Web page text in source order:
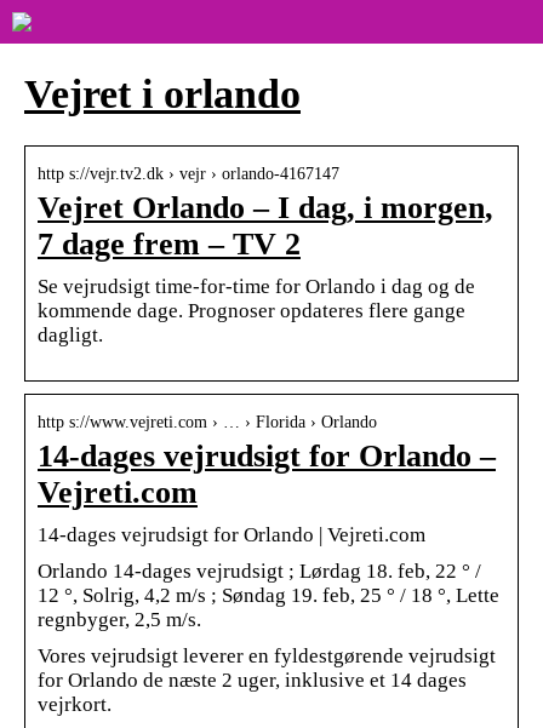
Vejret i orlando
http s://vejr.tv2.dk › vejr › orlando-4167147
Vejret Orlando – I dag, i morgen,
7 dage frem – TV 2
Se vejrudsigt time-for-time for Orlando i dag og de
kommende dage. Prognoser opdateres flere gange
dagligt.
http s://www.vejreti.com › … › Florida › Orlando
14-dages vejrudsigt for Orlando –
Vejreti.com
14-dages vejrudsigt for Orlando | Vejreti.com
Orlando 14-dages vejrudsigt ; Lørdag 18. feb, 22 ° /
12 °, Solrig, 4,2 m/s ; Søndag 19. feb, 25 ° / 18 °, Lette
regnbyger, 2,5 m/s.
Vores vejrudsigt leverer en fyldestgørende vejrudsigt
for Orlando de næste 2 uger, inklusive et 14 dages
vejrkort.